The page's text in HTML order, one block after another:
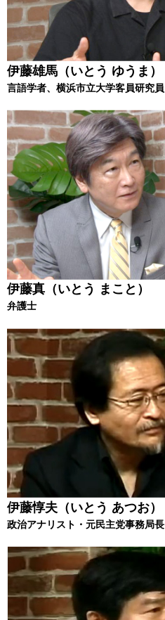
伊藤雄馬（いとう ゆうま）
言語学者、横浜市立大学客員研究員
伊藤真（いとう まこと）
弁護士
伊藤惇夫（いとう あつお）
政治アナリスト・元民主党事務局長